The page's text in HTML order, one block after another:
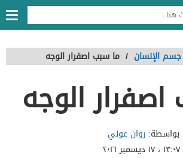
جسم الإنسان / ما سبب اصفرار الوجه
الوجه
بواسطة: روان عوني
١٣:٠٧ ، ١٧ ديسمبر ٢٠١٦